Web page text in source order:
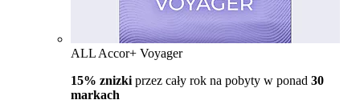
ALL Accor+ Voyager
15% znizki przez cały rok na pobyty w ponad 30
markach